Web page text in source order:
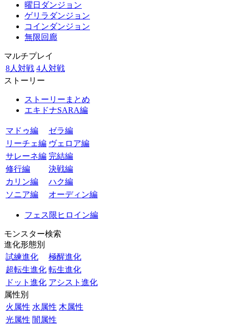
曜日ダンジョン
ゲリラダンジョン
コインダンジョン
無限回廊
マルチプレイ
8人対戦 4人対戦
ストーリー
ストーリーまとめ
エキドナSARA編
マドゥ編
ゼラ編
リーチェ編 ヴェロア編
サレーネ編 完結編
修行編
決戦編
カリン編
ハク編
ソニア編
オーディン編
フェス限ヒロイン編
モンスター検索
進化形態別
試練進化
極醒進化
超転生進化 転生進化
ドット進化 アシスト進化
属性別
火属性 水属性 木属性
光属性 闇属性